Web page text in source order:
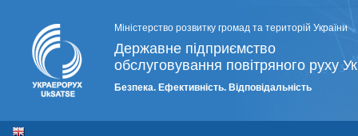
Міністерство розвитку громад та територій України
Державне підприємство
обслуговування повітряного руху
Безпека. Ефективність. Відповідальність